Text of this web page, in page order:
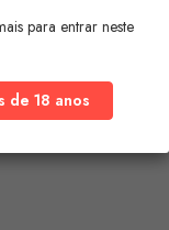
para entrar neste
de 18 anos